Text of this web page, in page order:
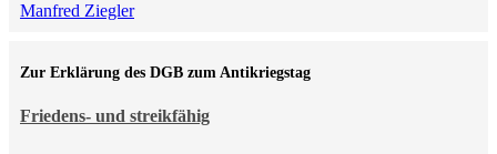
Manfred Ziegler
Friedens- und streikfähig
Zur Erklärung des DGB zum Antikriegstag